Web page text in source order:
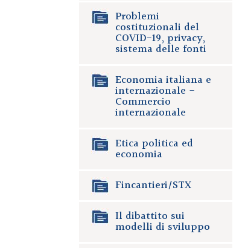
Problemi
costituzionali del
COVID-19, privacy,
sistema delle fonti
Economia italiana e
internazionale -
Commercio
internazionale
Etica politica ed
economia
Fincantieri/STX
Il dibattito sui
modelli di sviluppo